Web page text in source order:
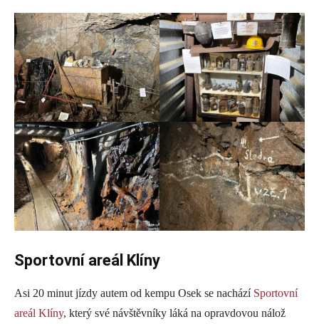
Sportovní areál Klíny
Asi 20 minut jízdy autem od kempu Osek se nachází Sportovní
areál Klíny, který své návštěvníky láká na opravdovou nálož